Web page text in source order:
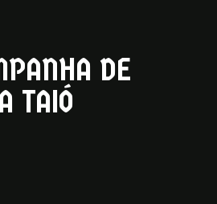
DE
TAIÓ